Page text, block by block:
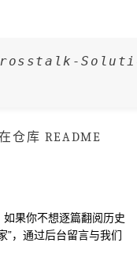
仓库 README
果你不想逐篇翻阅历史
”，通过后台留言与我们